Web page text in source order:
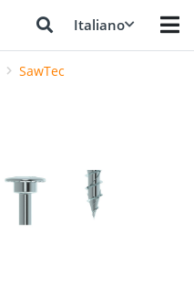
Italiano
SawTec